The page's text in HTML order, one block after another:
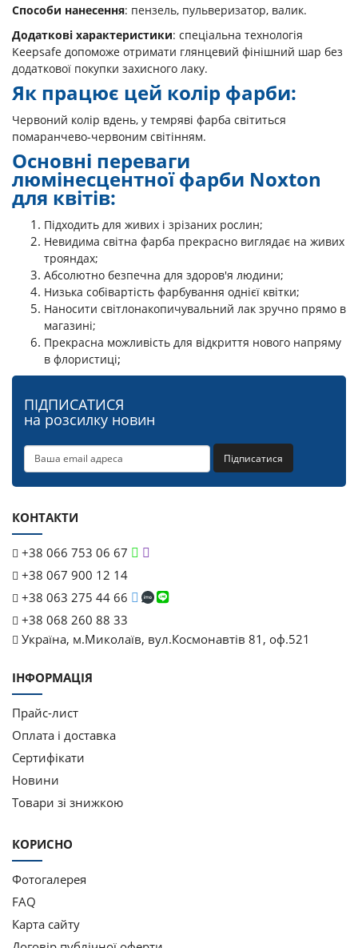
Способи нанесення: пензель, пульверизатор, валик.
Додаткові характеристики: спеціальна технологія
Keepsafe допоможе отримати глянцевий фінішний шар без
додаткової покупки захисного лаку.
Як працює цей колір фарби:
Червоний колір вдень, у темряві фарба світиться
помаранчево-червоним світінням.
Основні переваги
люмінесцентної фарби Noxton
для квітів:
Підходить для живих і зрізаних рослин;
Невидима світна фарба прекрасно виглядає на живих
трояндах;
Абсолютно безпечна для здоров'я людини;
Низька собівартість фарбування однієї квітки;
Наносити світлонакопичувальний лак зручно прямо в
магазині;
Прекрасна можливість для відкриття нового напряму
в флористиці;
ПІДПИСАТИСЯ
на розсилку новин
Підписатися
КОНТАКТИ
+38 066 753 06 67
+38 067 900 12 14
+38 063 275 44 66
+38 068 260 88 33
Україна, м.Миколаїв, вул.Космонавтів 81, оф.521
ІНФОРМАЦІЯ
Прайс-лист
Оплата і доставка
Cертифікати
Новини
Товари зі знижкою
КОРИСНО
Фотогалерея
FAQ
Карта сайту